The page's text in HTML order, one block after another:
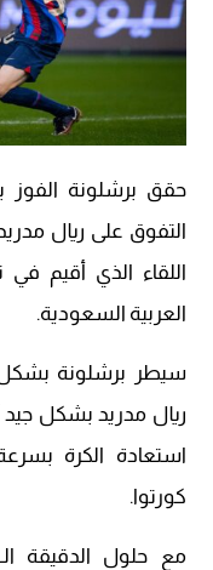
التفوق على ريال
اللقاء الذي أقيم
العربية السعودية.
سيطر برشلونة بشكل
ريال مدريد بشكل جيد
استعادة الكرة
كورتوا.